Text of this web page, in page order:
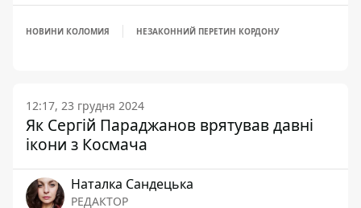
НОВИНИ КОЛОМИЯ НЕЗАКОННИЙ ПЕРЕТИН КОРДОНУ
12:17, 23 грудня 2024
Як Сергій Параджанов врятував давні
ікони з Космача
Наталка Сандецька
РЕДАКТОР